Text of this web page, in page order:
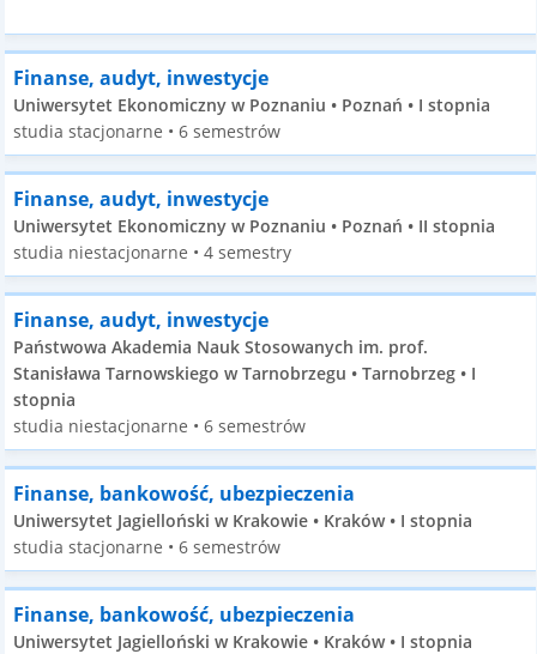
Finanse, audyt, inwestycje
Uniwersytet Ekonomiczny w Poznaniu • Poznań • I stopnia
studia stacjonarne • 6 semestrów
Finanse, audyt, inwestycje
Uniwersytet Ekonomiczny w Poznaniu • Poznań • II stopnia
studia niestacjonarne • 4 semestry
Finanse, audyt, inwestycje
Państwowa Akademia Nauk Stosowanych im. prof.
Stanisława Tarnowskiego w Tarnobrzegu • Tarnobrzeg • I
stopnia
studia niestacjonarne • 6 semestrów
Finanse, bankowość, ubezpieczenia
Uniwersytet Jagielloński w Krakowie • Kraków • I stopnia
studia stacjonarne • 6 semestrów
Finanse, bankowość, ubezpieczenia
Uniwersytet Jagielloński w Krakowie • Kraków • I stopnia